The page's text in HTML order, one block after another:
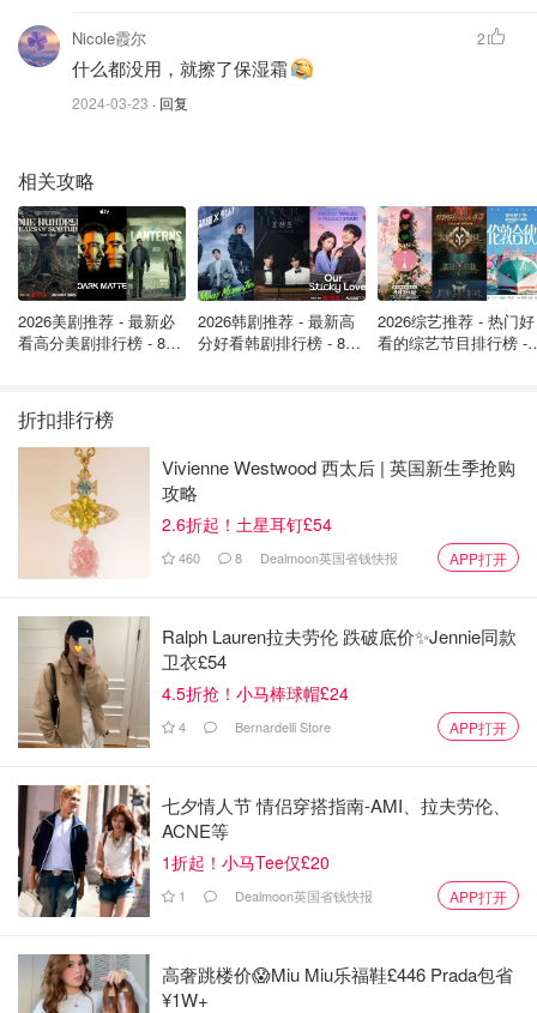
Nicole霞尔
什么都没用，就擦了保湿霜
2024-03-23 · 回复
2
相关攻略
2026美剧推荐 - 最新必
看高分美剧排行榜 - 8月
2026韩剧推荐 - 最新高
分好看韩剧排行榜 - 8月
2026综艺推荐 - 热门好
看的综艺节目排行榜 -
折扣排行榜
Vivienne Westwood 西太后 | 英国新生季抢购
攻略
2.6折起！土星耳钉£54
460 8 Dealmoon英国省钱快报 APP打开
Ralph Lauren拉夫劳伦 跌破底价✨Jennie同款
卫衣£54
4.5折抢！小马棒球帽£24
4 Bernardelli Store APP打开
七夕情人节 情侣穿搭指南-AMI、拉夫劳伦、
ACNE等
1折起！小马Tee仅£20
1 Dealmoon英国省钱快报 APP打开
高奢跳楼价😱Miu Miu乐福鞋£446 Prada包省
¥1W+